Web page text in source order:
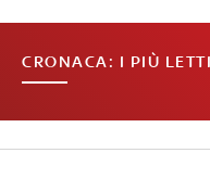
CRONACA: I PIÙ LETTI